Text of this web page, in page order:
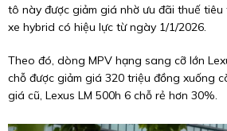
tô này được giảm giá nhờ ưu đãi thuế
xe hybrid có hiệu lực từ ngày 1/1/2026.
Theo đó, dòng MPV hạng sang cỡ lớn
chỗ được giảm giá 320 triệu đồng xuống
giá cũ, Lexus LM 500h 6 chỗ rẻ hơn 30%.